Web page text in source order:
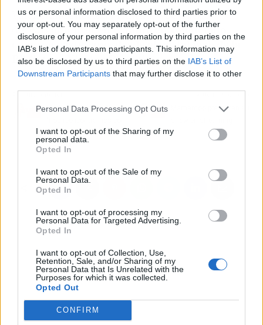
us or personal information disclosed to third parties prior to
your opt-out. You may separately opt-out of the further
disclosure of your personal information by third parties on the
IAB’s list of downstream participants. This information may
also be disclosed by us to third parties on the IAB’s List of
Downstream Participants that may further disclose it to other
Personal Data Processing Opt Outs
I want to opt-out of the Sharing of my
personal data.
Opted In
I want to opt-out of the Sale of my
Personal Data.
Opted In
I want to opt-out of processing my
Personal Data for Targeted Advertising.
Opted In
I want to opt-out of Collection, Use,
Retention, Sale, and/or Sharing of my
Personal Data that Is Unrelated with the
Purposes for which it was collected.
Opted Out
CONFIRM
Valenciana Nicolau Primitiu, y se puede
descargar libremente,tanto en valenciano
como en castellano, desde el portal web de la
Biblioteca Nicolau Primitiu.
María Dueñas: En Sira
una mujer mucho más
madura"
Mamamoo presentan su